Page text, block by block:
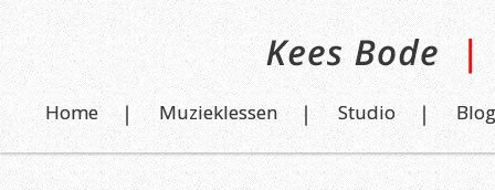
Home Muzieklessen Studio Blog